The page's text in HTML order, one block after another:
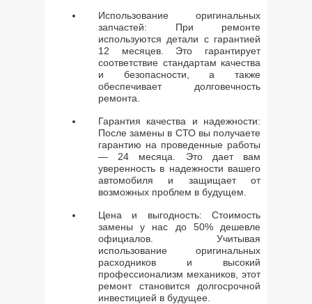
Использование оригинальных
запчастей: При ремонте
используются детали с гарантией
12 месяцев. Это гарантирует
соответствие стандартам качества
и безопасности, а также
обеспечивает долговечность
ремонта.
Гарантия качества и надежности:
После замены в СТО вы получаете
гарантию на проведенные работы
— 24 месяца. Это дает вам
уверенность в надежности вашего
автомобиля и защищает от
возможных проблем в будущем.
Цена и выгодность: Стоимость
замены у нас до 50% дешевле
официалов. Учитывая
использование оригинальных
расходников и высокий
профессионализм механиков, этот
ремонт становится долгосрочной
инвестицией в будущее.